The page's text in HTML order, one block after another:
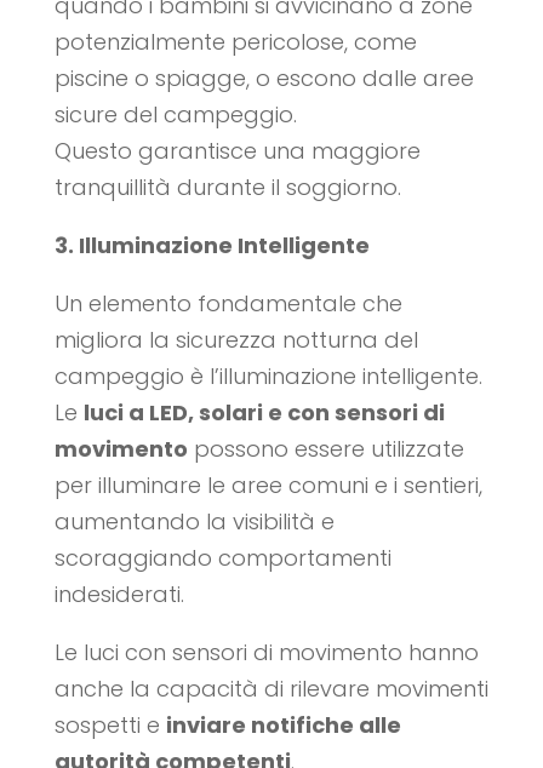
potenzialmente pericolose, come
piscine o spiagge, o escono dalle aree
sicure del campeggio.
Questo garantisce una maggiore
tranquillità durante il soggiorno.
3. Illuminazione Intelligente
Un elemento fondamentale che
migliora la sicurezza notturna del
campeggio è l’illuminazione intelligente.
Le luci a LED, solari e con sensori di
movimento possono essere utilizzate
per illuminare le aree comuni e i sentieri,
aumentando la visibilità e
scoraggiando comportamenti
indesiderati.
Le luci con sensori di movimento hanno
anche la capacità di rilevare movimenti
sospetti e inviare notifiche alle
autorità competenti.